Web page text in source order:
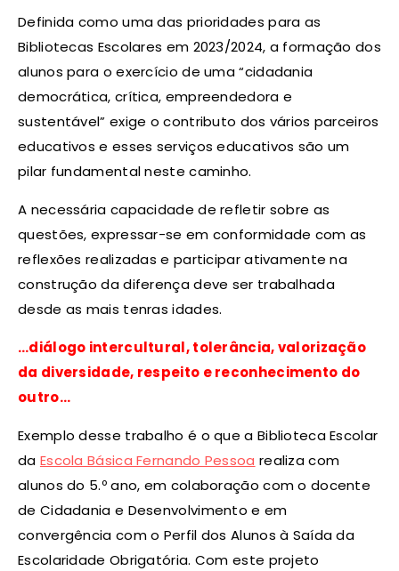
Definida como uma das prioridades para as
Bibliotecas Escolares em 2023/2024, a formação dos
alunos para o exercício de uma “cidadania
democrática, crítica, empreendedora e
sustentável” exige o contributo dos vários parceiros
educativos e esses serviços educativos são um
pilar fundamental neste caminho.
A necessária capacidade de refletir sobre as
questões, expressar-se em conformidade com as
reflexões realizadas e participar ativamente na
construção da diferença deve ser trabalhada
desde as mais tenras idades.
…diálogo intercultural, tolerância, valorização
da diversidade, respeito e reconhecimento do
outro…
Exemplo desse trabalho é o que a Biblioteca Escolar
da Escola Básica Fernando Pessoa realiza com
alunos do 5.º ano, em colaboração com o docente
de Cidadania e Desenvolvimento e em
convergência com o Perfil dos Alunos à Saída da
Escolaridade Obrigatória. Com este projeto